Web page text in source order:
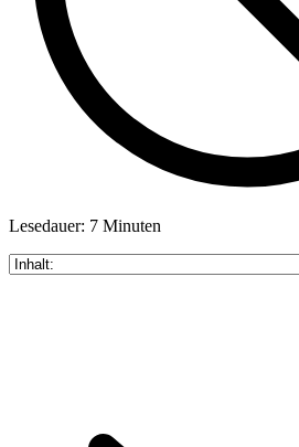
Lesedauer: 7 Minuten